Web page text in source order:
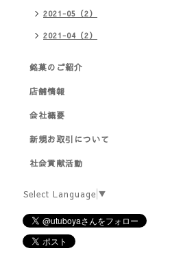
2021-05（2）
2021-04（2）
銘菓のご紹介
店舗情報
会社概要
新規お取引について
社会貢献活動
Select Language ▼